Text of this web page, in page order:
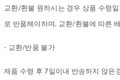
교환/환불 원하시는 경우 상품 수령
로 반품해야하며, 교환/환불에 따른
- 교환/반품 불가
제품 수령 후 7일이내 반송하지 않은